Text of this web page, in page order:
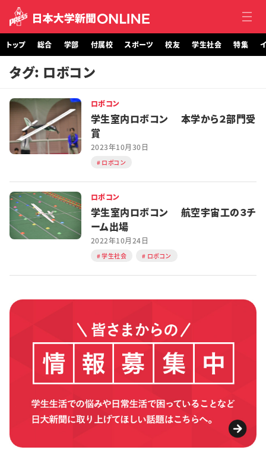
トップ
総合
学部・大学院
スポーツ
校友
購読 日大文芸賞
学生記者募集 お問い合わせ
トップ 総合 学部 付属校 スポーツ 校友 学生社会 特集
タグ: ロボコン
ロボコン
学生室内ロボコン 本学から２部門受
賞
2023年10月30日
ロボコン
ロボコン
学生室内ロボコン 航空宇宙工の３チ
ーム出場
2022年10月24日
学生社会 ロボコン